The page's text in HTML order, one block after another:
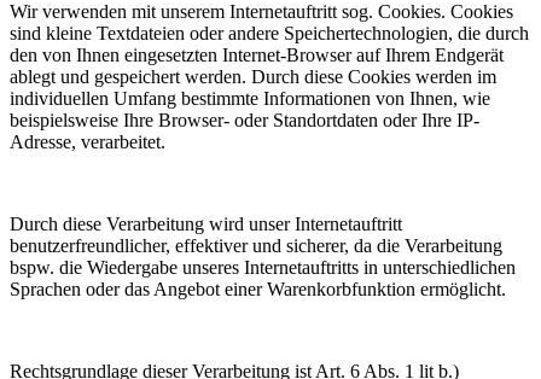
Wir verwenden mit unserem Internetauftritt sog. Cookies. Cookies
sind kleine Textdateien oder andere Speichertechnologien, die durch
den von Ihnen eingesetzten Internet-Browser auf Ihrem Endgerät
ablegt und gespeichert werden. Durch diese Cookies werden im
individuellen Umfang bestimmte Informationen von Ihnen, wie
beispielsweise Ihre Browser- oder Standortdaten oder Ihre IP-
Adresse, verarbeitet.
Durch diese Verarbeitung wird unser Internetauftritt
benutzerfreundlicher, effektiver und sicherer, da die Verarbeitung
bspw. die Wiedergabe unseres Internetauftritts in unterschiedlichen
Sprachen oder das Angebot einer Warenkorbfunktion ermöglicht.
Rechtsgrundlage dieser Verarbeitung ist Art. 6 Abs. 1 lit b.)